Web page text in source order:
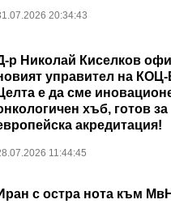
20:34:43
р Николай Киселков
управител на КОЦ-
е да сме
хъб, готов за
акредитация!
11:44:45
с остра нота към